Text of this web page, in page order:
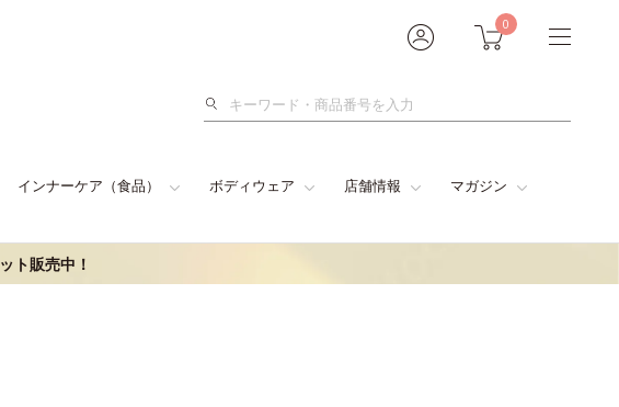
0
検
インナーケア（食品） ボディウェア 店舗情報 マガジン
ト販売中！